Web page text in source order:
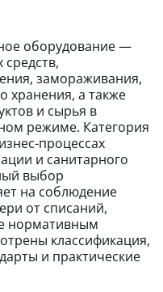
оборудование —
средств,
замораживания,
хранения, а также
и сырья в
режиме. Категория
процессах
и санитарного
выбор
на соблюдение
от списаний,
нормативным
классификация,
и практические